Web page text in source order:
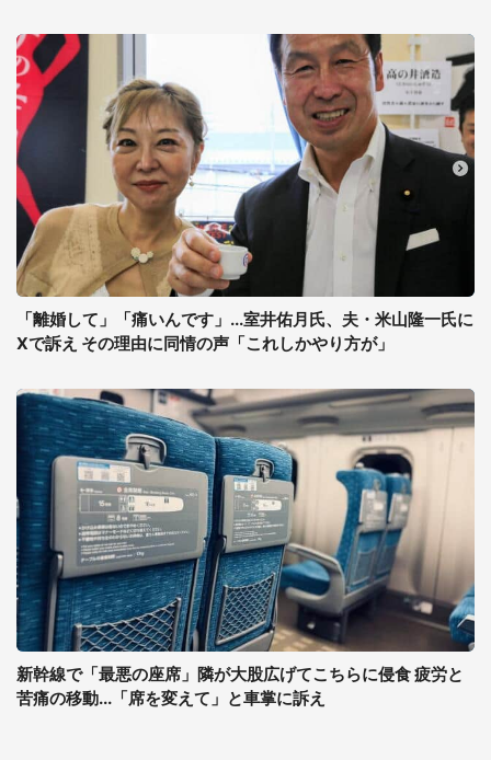
「離婚して」「痛いんです」...室井佑月氏、夫・米山隆一氏に
Xで訴え その理由に同情の声「これしかやり方が」
新幹線で「最悪の座席」隣が大股広げてこちらに侵食 疲労と
苦痛の移動...「席を変えて」と車掌に訴え